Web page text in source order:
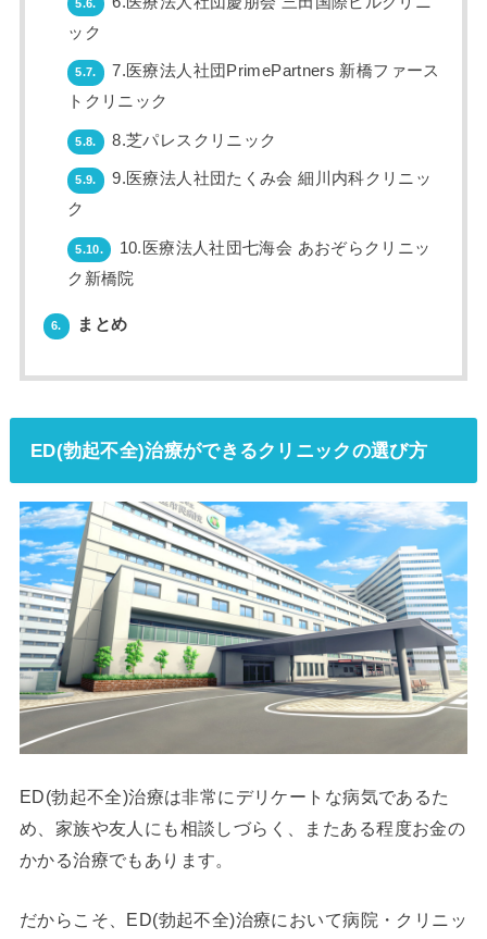
5.6.
ック
5.7.
7.医療法人社団PrimePartners 新橋ファース
トクリニック
5.8. 8.芝パレスクリニック
5.9.
9.医療法人社団たくみ会 細川内科クリニッ
ク
5.10.
10.医療法人社団七海会 あおぞらクリニッ
ク新橋院
6. まとめ
ED(勃起不全)治療ができるクリニックの選び方
ED(勃起不全)治療は非常にデリケートな病気であるた
め、家族や友人にも相談しづらく、またある程度お金の
かかる治療でもあります。
だからこそ、ED(勃起不全)治療において病院・クリニッ